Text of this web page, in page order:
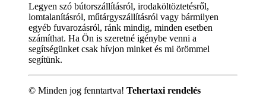
Legyen szó bútorszállításról, irodaköltöztetésről,
lomtalanításról, műtárgyszállításról vagy bármilyen
egyéb fuvarozásról, ránk mindig, minden esetben
számíthat. Ha Ön is szeretné igénybe venni a
segítségünket csak hívjon minket és mi örömmel
segítünk.
© Minden jog fenntartva! Tehertaxi rendelés